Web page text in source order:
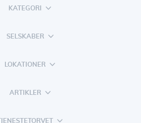
KATEGORI
SELSKABER
LOKATIONER
ARTIKLER